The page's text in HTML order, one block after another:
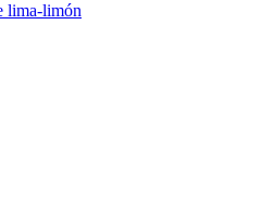
lima-limón